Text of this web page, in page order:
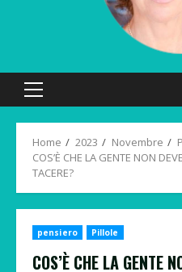
Primary
Home 2023 Novembre
COS’È CHE LA GENTE NON
TACERE?
pensiero Pillole
COS’È CHE LA GENTE